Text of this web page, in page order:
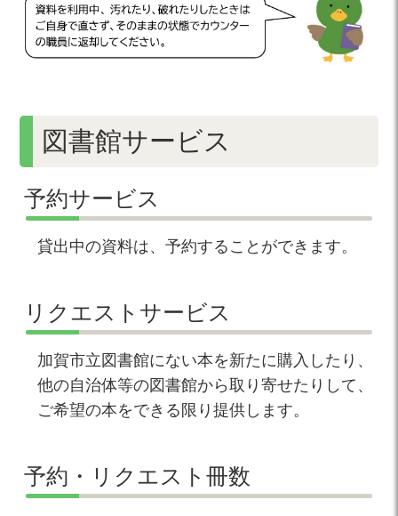
図書館サービス
予約サービス
貸出中の資料は、予約することができます。
リクエストサービス
加賀市立図書館にない本を新たに購入したり、
他の自治体等の図書館から取り寄せたりして、
ご希望の本をできる限り提供します。
予約・リクエスト冊数